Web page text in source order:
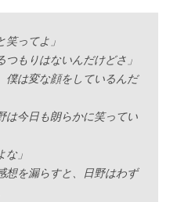
笑ってよ」
つもりはないんだけどさ」
は変な顔をしているんだ
今日も朗らかに笑ってい
」
を漏らすと、日野はわず